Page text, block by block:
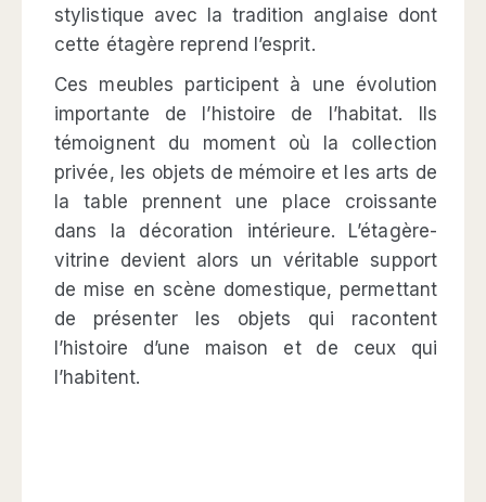
stylistique avec la tradition anglaise dont
cette étagère reprend l’esprit.
Ces meubles participent à une évolution
importante de l’histoire de l’habitat. Ils
témoignent du moment où la collection
privée, les objets de mémoire et les arts de
la table prennent une place croissante
dans la décoration intérieure. L’étagère-
vitrine devient alors un véritable support
de mise en scène domestique, permettant
de présenter les objets qui racontent
l’histoire d’une maison et de ceux qui
l’habitent.